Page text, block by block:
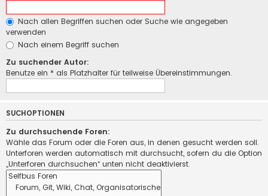
Nach allen Begriffen suchen oder Suche wie angegeben
verwenden
Nach einem Begriff suchen
Zu suchender Autor:
Benutze ein * als Platzhalter für teilweise Übereinstimmungen.
SUCHOPTIONEN
Zu durchsuchende Foren:
Wähle das Forum oder die Foren aus, in denen gesucht werden soll.
Unterforen werden automatisch mit durchsucht, sofern du die Option
„Unterforen durchsuchen“ unten nicht deaktivierst.